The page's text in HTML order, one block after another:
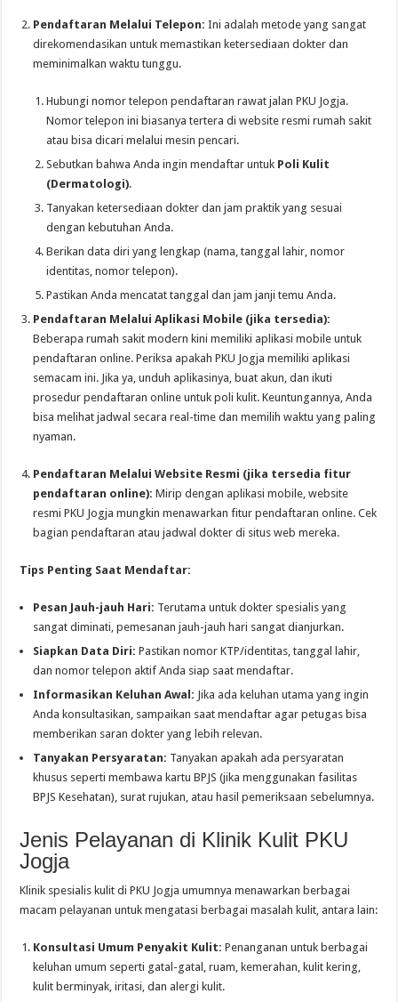
Pendaftaran Melalui Telepon: Ini adalah metode yang sangat
direkomendasikan untuk memastikan ketersediaan dokter dan
meminimalkan waktu tunggu.
Hubungi nomor telepon pendaftaran rawat jalan PKU Jogja.
Nomor telepon ini biasanya tertera di website resmi rumah sakit
atau bisa dicari melalui mesin pencari.
Sebutkan bahwa Anda ingin mendaftar untuk Poli Kulit
(Dermatologi).
Tanyakan ketersediaan dokter dan jam praktik yang sesuai
dengan kebutuhan Anda.
Berikan data diri yang lengkap (nama, tanggal lahir, nomor
identitas, nomor telepon).
Pastikan Anda mencatat tanggal dan jam janji temu Anda.
Pendaftaran Melalui Aplikasi Mobile (jika tersedia):
Beberapa rumah sakit modern kini memiliki aplikasi mobile untuk
pendaftaran online. Periksa apakah PKU Jogja memiliki aplikasi
semacam ini. Jika ya, unduh aplikasinya, buat akun, dan ikuti
prosedur pendaftaran online untuk poli kulit. Keuntungannya, Anda
bisa melihat jadwal secara real-time dan memilih waktu yang paling
nyaman.
Pendaftaran Melalui Website Resmi (jika tersedia fitur
pendaftaran online): Mirip dengan aplikasi mobile, website
resmi PKU Jogja mungkin menawarkan fitur pendaftaran online. Cek
bagian pendaftaran atau jadwal dokter di situs web mereka.
Tips Penting Saat Mendaftar:
Pesan Jauh-jauh Hari: Terutama untuk dokter spesialis yang
sangat diminati, pemesanan jauh-jauh hari sangat dianjurkan.
Siapkan Data Diri: Pastikan nomor KTP/identitas, tanggal lahir,
dan nomor telepon aktif Anda siap saat mendaftar.
Informasikan Keluhan Awal: Jika ada keluhan utama yang ingin
Anda konsultasikan, sampaikan saat mendaftar agar petugas bisa
memberikan saran dokter yang lebih relevan.
Tanyakan Persyaratan: Tanyakan apakah ada persyaratan
khusus seperti membawa kartu BPJS (jika menggunakan fasilitas
BPJS Kesehatan), surat rujukan, atau hasil pemeriksaan sebelumnya.
Jenis Pelayanan di Klinik Kulit PKU
Jogja
Klinik spesialis kulit di PKU Jogja umumnya menawarkan berbagai
macam pelayanan untuk mengatasi berbagai masalah kulit, antara lain:
Konsultasi Umum Penyakit Kulit: Penanganan untuk berbagai
keluhan umum seperti gatal-gatal, ruam, kemerahan, kulit kering,
kulit berminyak, iritasi, dan alergi kulit.